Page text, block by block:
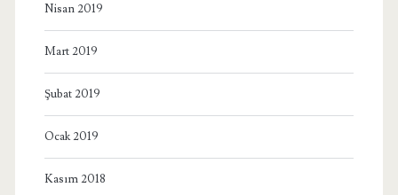
Nisan 2019
Mart 2019
Şubat 2019
Ocak 2019
Kasım 2018